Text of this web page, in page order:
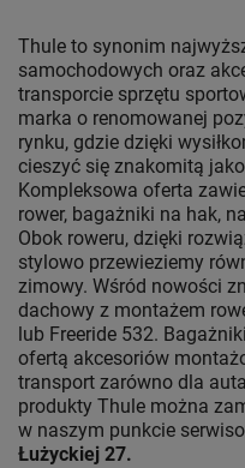
Thule to synonim
samochodowych oraz
transporcie sprzętu
marka o renomowanej
rynku, gdzie dzięki
cieszyć się znakomitą
Kompleksowa oferta
rower, bagażniki na hak,
Obok roweru, dzięki
stylowo przewieziemy
zimowy. Wśród nowości
dachowy z montażem
lub Freeride 532.
ofertą akcesoriów
transport zarówno dla
produkty Thule można
w naszym punkcie
Łużyckiej 27.